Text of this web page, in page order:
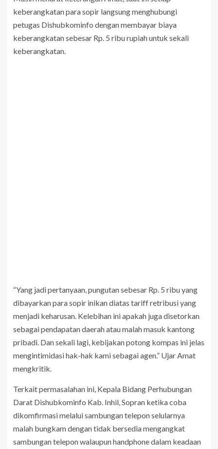
keberangkatan para sopir langsung menghubungi
petugas Dishubkominfo dengan membayar biaya
keberangkatan sebesar Rp. 5 ribu rupiah untuk sekali
keberangkatan.
“Yang jadi pertanyaan, pungutan sebesar Rp. 5 ribu yang
dibayarkan para sopir inikan diatas tariff retribusi yang
menjadi keharusan. Kelebihan ini apakah juga disetorkan
sebagai pendapatan daerah atau malah masuk kantong
pribadi. Dan sekali lagi, kebijakan potong kompas ini jelas
mengintimidasi hak-hak kami sebagai agen.” Ujar Amat
mengkritik.
Terkait permasalahan ini, Kepala Bidang Perhubungan
Darat Dishubkominfo Kab. Inhil, Sopran ketika coba
dikomfirmasi melalui sambungan telepon selularnya
malah bungkam dengan tidak bersedia mengangkat
sambungan telepon walaupun handphone dalam keadaan